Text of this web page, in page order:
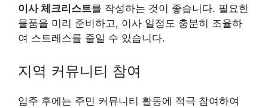
이사 체크리스트를 작성하는 것이 좋습니다. 필요한
물품을 미리 준비하고, 이사 일정도 충분히 조율하
여 스트레스를 줄일 수 있습니다.
지역 커뮤니티 참여
입주 후에는 주민 커뮤니티 활동에 적극 참여하여